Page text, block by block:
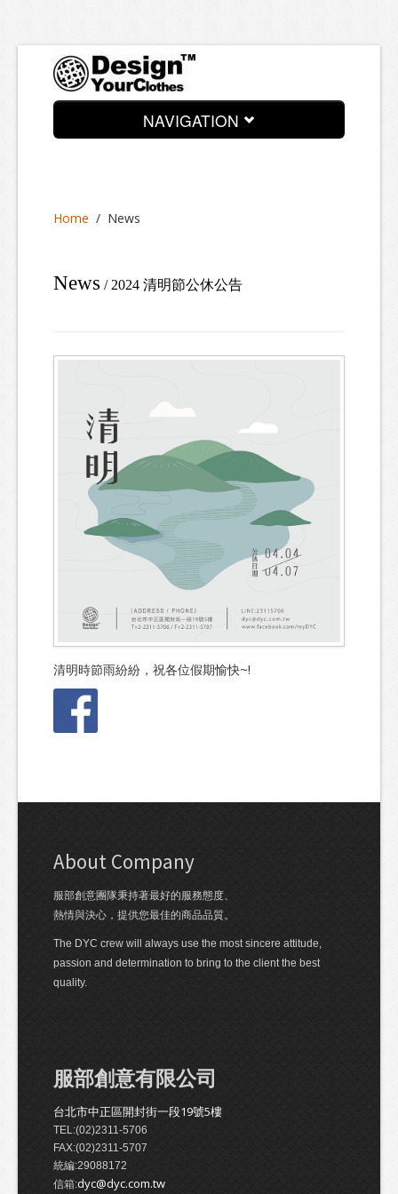
NAVIGATION
Services
Look Book
Home / News
News / 2024 清明節公休公告
清明時節雨紛紛，祝各位假期愉快~!
About Company
服部創意團隊秉持著最好的服務態度、
熱情與決心，提供您最佳的商品品質。
The DYC crew will always use the most sincere attitude,
passion and determination to bring to the client the best
quality.
服部創意有限公司
台北市中正區開封街一段19號5樓
TEL:(02)2311-5706
FAX:(02)2311-5707
統編:29088172
信箱:dyc@dyc.com.tw